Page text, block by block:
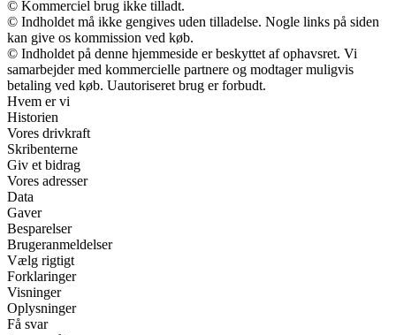
© Kommerciel brug ikke tilladt.
© Indholdet må ikke gengives uden tilladelse. Nogle links på siden
kan give os kommission ved køb.
© Indholdet på denne hjemmeside er beskyttet af ophavsret. Vi
samarbejder med kommercielle partnere og modtager muligvis
betaling ved køb. Uautoriseret brug er forbudt.
Hvem er vi
Historien
Vores drivkraft
Skribenterne
Giv et bidrag
Vores adresser
Data
Gaver
Besparelser
Brugeranmeldelser
Vælg rigtigt
Forklaringer
Visninger
Oplysninger
Få svar